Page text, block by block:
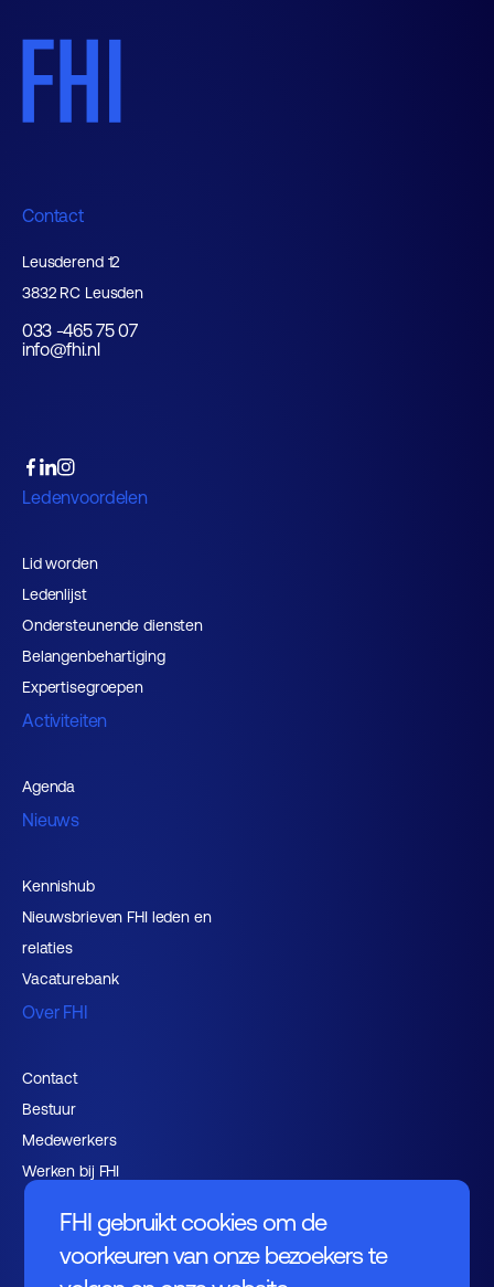
FHI gebruikt cookies om de
voorkeuren van onze bezoekers te
Contact
Leusderend 12
3832 RC Leusden
033 -465 75 07
info@fhi.nl
Ledenvoordelen
Lid worden
Ledenlijst
Ondersteunende diensten
Belangenbehartiging
Expertisegroepen
Activiteiten
Agenda
Nieuws
Kennishub
Nieuwsbrieven FHI leden en
relaties
Vacaturebank
Over FHI
Contact
Bestuur
Medewerkers
Werken bij FHI